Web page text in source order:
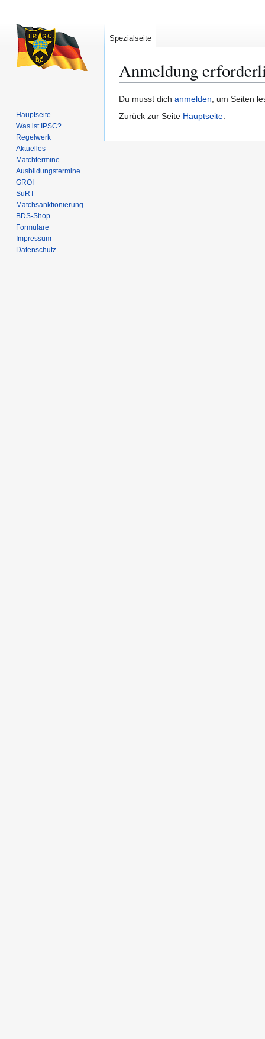
Anmeldung
Zur
Navigation
Zur
Suche
Du musst dich anmelden, um Seiten
Zurück zur Seite Hauptseite.
Spezialseite
Hauptseite
Was ist IPSC?
Regelwerk
Aktuelles
Matchtermine
Ausbildungs­termine
GROI
SuRT
Match­sanktionierung
BDS-Shop
Formulare
Impressum
Datenschutz